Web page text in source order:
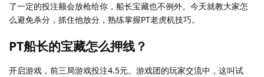
了一定的投注额会放枪给你，船长宝藏也不例外。今天就教大家怎
么避免杀分，抓住他放分，熟练掌握PT老虎机技巧。
PT船长的宝藏怎么押线？
开启游戏，前三局游戏投注4.5元。游戏团的玩家交流中，这叫试